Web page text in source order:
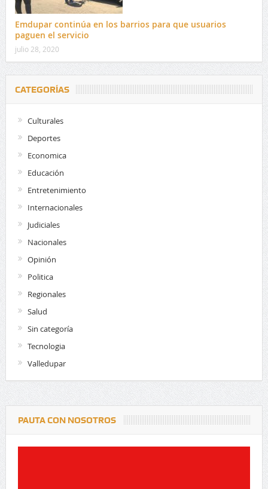
Emdupar continúa en los barrios para que usuarios
paguen el servicio
julio 28, 2020
CATEGORÍAS
Culturales
Deportes
Economica
Educación
Entretenimiento
Internacionales
Judiciales
Nacionales
Opinión
Politica
Regionales
Salud
Sin categoría
Tecnologia
Valledupar
PAUTA CON NOSOTROS